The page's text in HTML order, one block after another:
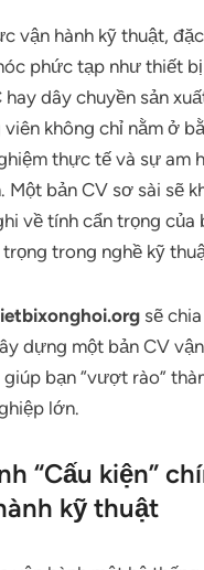
vận hành kỹ thuật,
phức tạp như thiết
dây chuyền sản
không chỉ nằm ở
thực tế và sự am
Một bản CV sơ sài sẽ
về tính cẩn trọng của
trong nghề kỹ
sẽ
dựng một bản CV
giúp bạn “vượt rào”
lớn.
“Cấu kiện”
kỹ thuật